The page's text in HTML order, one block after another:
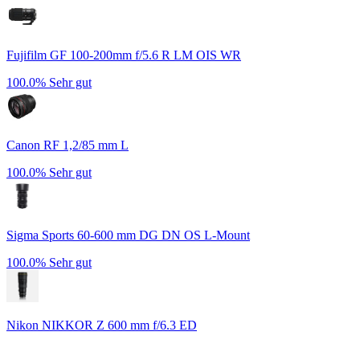
Fujifilm GF 100-200mm f/5.6 R LM OIS WR
100.0% Sehr gut
Canon RF 1,2/85 mm L
100.0% Sehr gut
Sigma Sports 60-600 mm DG DN OS L-Mount
100.0% Sehr gut
Nikon NIKKOR Z 600 mm f/6.3 ED